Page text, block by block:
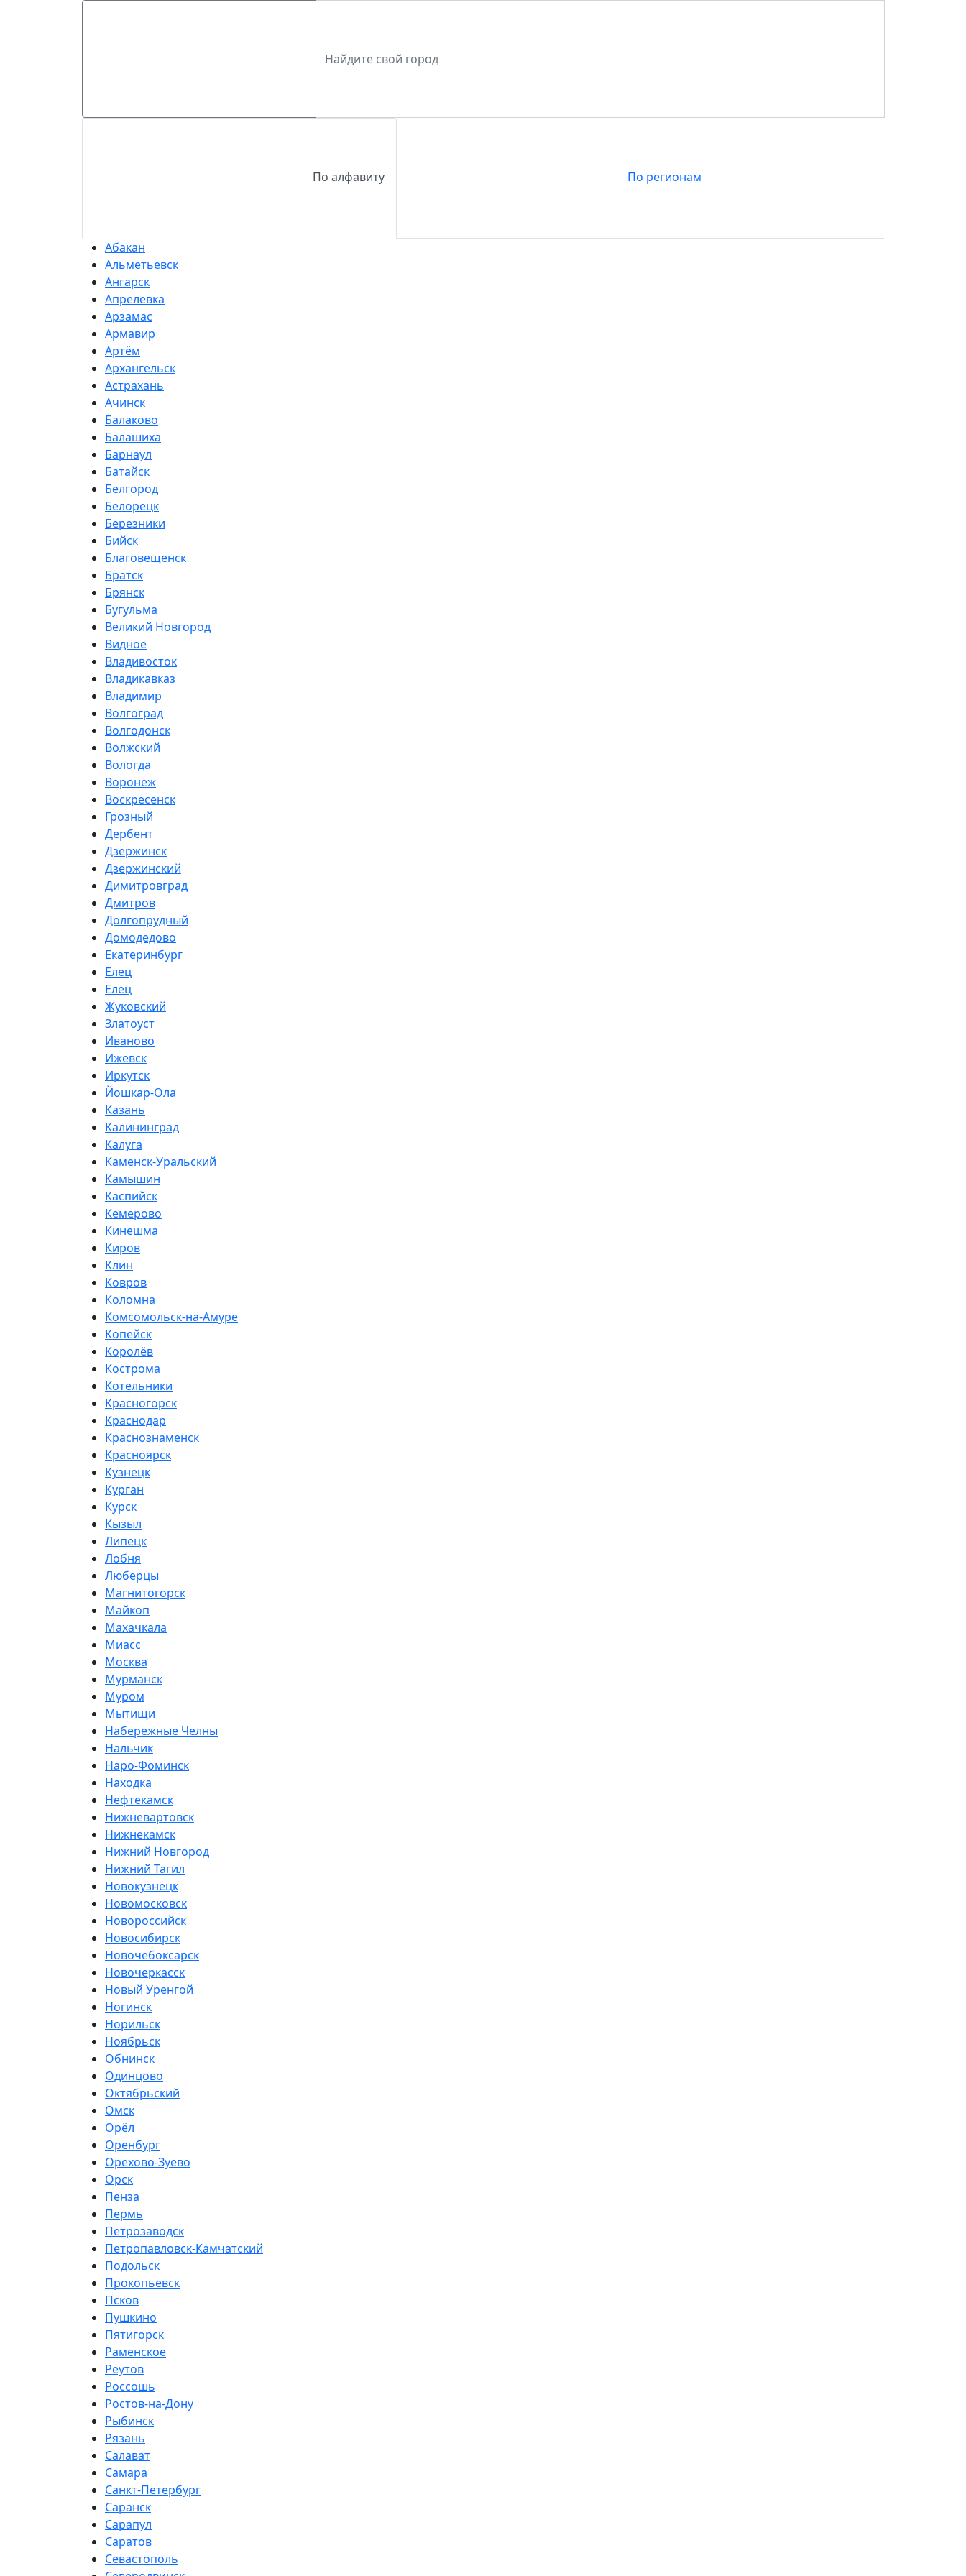
По алфавиту По регионам
Абакан
Альметьевск
Ангарск
Апрелевка
Арзамас
Армавир
Артём
Архангельск
Астрахань
Ачинск
Балаково
Балашиха
Барнаул
Батайск
Белгород
Белорецк
Березники
Бийск
Благовещенск
Братск
Брянск
Бугульма
Великий Новгород
Видное
Владивосток
Владикавказ
Владимир
Волгоград
Волгодонск
Волжский
Вологда
Воронеж
Воскресенск
Грозный
Дербент
Дзержинск
Дзержинский
Димитровград
Дмитров
Долгопрудный
Домодедово
Екатеринбург
Елец
Елец
Жуковский
Златоуст
Иваново
Ижевск
Иркутск
Йошкар-Ола
Казань
Калининград
Калуга
Каменск-Уральский
Камышин
Каспийск
Кемерово
Кинешма
Киров
Клин
Ковров
Коломна
Комсомольск-на-Амуре
Копейск
Королёв
Кострома
Котельники
Красногорск
Краснодар
Краснознаменск
Красноярск
Кузнецк
Курган
Курск
Кызыл
Липецк
Лобня
Люберцы
Магнитогорск
Майкоп
Махачкала
Миасс
Москва
Мурманск
Муром
Мытищи
Набережные Челны
Нальчик
Наро-Фоминск
Находка
Нефтекамск
Нижневартовск
Нижнекамск
Нижний Новгород
Нижний Тагил
Новокузнецк
Новомосковск
Новороссийск
Новосибирск
Новочебоксарск
Новочеркасск
Новый Уренгой
Ногинск
Норильск
Ноябрьск
Обнинск
Одинцово
Октябрьский
Омск
Орёл
Оренбург
Орехово-Зуево
Орск
Пенза
Пермь
Петрозаводск
Петропавловск-Камчатский
Подольск
Прокопьевск
Псков
Пушкино
Пятигорск
Раменское
Реутов
Россошь
Ростов-на-Дону
Рыбинск
Рязань
Салават
Самара
Санкт-Петербург
Саранск
Сарапул
Саратов
Севастополь